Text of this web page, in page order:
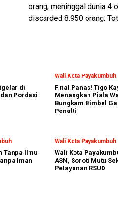
orang, meninggal dunia 4
discarded 8.950 orang.
di
Pordasi
Wali Kota Payakumbuh
Final Panas! Tigo
Menangkan Piala
Bungkam Bimbel
Penalti
Tanpa Ilmu
Iman
Wali Kota Payakumbuh
Wali Kota
ASN, Soroti Mutu
Pelayanan RSUD